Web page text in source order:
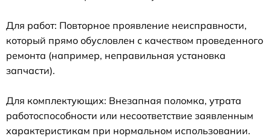
Для работ: Повторное проявление неисправности,
который прямо обусловлен с качеством проведенного
ремонта (например, неправильная установка
запчасти).
Для комплектующих: Внезапная поломка, утрата
работоспособности или несоответствие заявленным
характеристикам при нормальном использовании.